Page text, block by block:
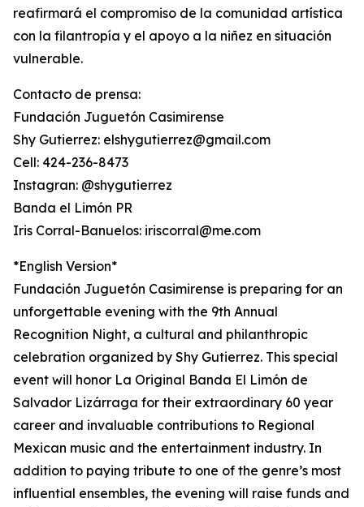
reafirmará el compromiso de la comunidad artística
con la filantropía y el apoyo a la niñez en situación
vulnerable.
Contacto de prensa:
Fundación Juguetón Casimirense
Shy Gutierrez: elshygutierrez@gmail.com
Cell: 424-236-8473
Instagran: @shygutierrez
Banda el Limón PR
Iris Corral-Banuelos: iriscorral@me.com
*English Version*
Fundación Juguetón Casimirense is preparing for an
unforgettable evening with the 9th Annual
Recognition Night, a cultural and philanthropic
celebration organized by Shy Gutierrez. This special
event will honor La Original Banda El Limón de
Salvador Lizárraga for their extraordinary 60 year
career and invaluable contributions to Regional
Mexican music and the entertainment industry. In
addition to paying tribute to one of the genre’s most
influential ensembles, the evening will raise funds and